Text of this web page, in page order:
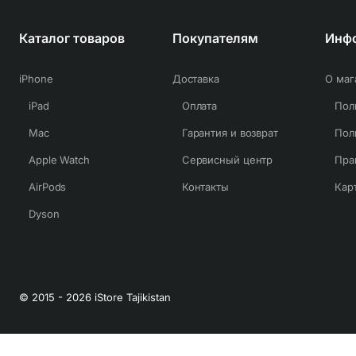
Каталог товаров
iPhone
iPad
Mac
Apple Watch
AirPods
Dyson
Покупателям
Доставка
Оплата
Гарантия и возврат
Сервисный центр
Контакты
О
© 2015 - 2026 iStore Tajikistan